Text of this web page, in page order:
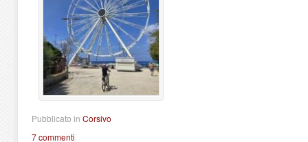
Pubblicato in Corsivo
7 commenti